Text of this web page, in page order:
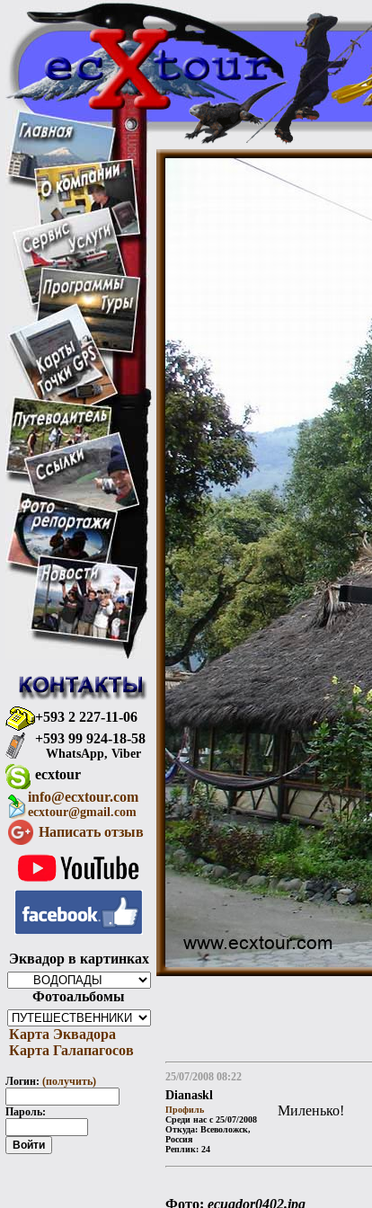
+593 2 227-11-06
+593 99 924-18-58
WhatsApp, Viber
ecxtour
info@ecxtour.com
ecxtour@gmail.com
Написать отзыв
Эквадор в картинках
Фотоальбомы
Карта Эквадора
Карта Галапагосов
Логин: (получить)
Пароль:
25/07/2008 08:22
Dianaskl
Профиль
Среди нас с 25/07/2008
Откуда: Всеволожск,
Россия
Реплик: 24
Миленько!
Фото: ecuador0402.jpg